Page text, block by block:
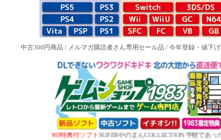
中古300円商品 / メルマガ購読者さん専用セール品 / 今年登録・値下
NEW 1983特典付ソフトSUPERやのまんCOLLECTION 学校であった怖